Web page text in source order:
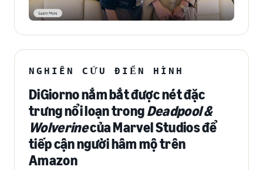
NGHIÊN CỨU ĐIỂN HÌNH
DiGiorno nắm bắt được nét đặc
trưng nổi loạn trongDeadpool &
Wolverinecủa Marvel Studios để
tiếp cận người hâm mộ trên
Amazon